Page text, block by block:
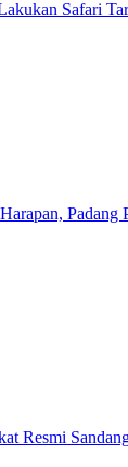
Safari
Padang
Resmi